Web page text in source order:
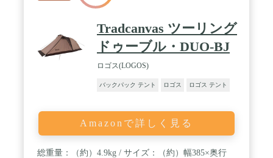
Tradcanvas ツーリング
ドゥーブル・DUO-BJ
ロゴス(LOGOS)
バックパック テント ロゴス ロゴス テント
Amazonで詳しく見る
総重量：（約）4.9kg / サイズ：（約）幅385×奥行